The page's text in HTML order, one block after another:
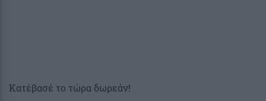
Κατέβασέ το τώρα δωρεάν!